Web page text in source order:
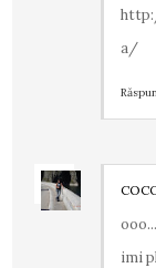
a/
imi